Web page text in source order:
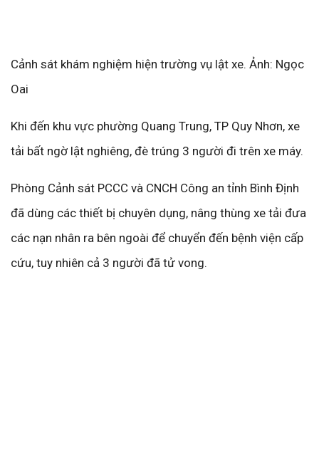
Cảnh sát khám nghiệm hiện trường vụ lật xe. Ảnh: Ngọc
Oai
Khi đến khu vực phường Quang Trung, TP Quy Nhơn, xe
tải bất ngờ lật nghiêng, đè trúng 3 người đi trên xe máy.
Phòng Cảnh sát PCCC và CNCH Công an tỉnh Bình Định
đã dùng các thiết bị chuyên dụng, nâng thùng xe tải đưa
các nạn nhân ra bên ngoài để chuyển đến bệnh viện cấp
cứu, tuy nhiên cả 3 người đã tử vong.